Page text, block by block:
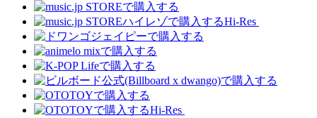
Hi-Res
Hi-Res